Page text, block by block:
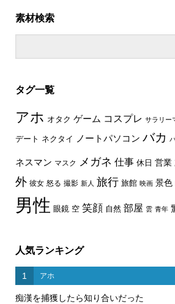
素材検索
タグ一覧
アホ オタク ゲーム コスプレ サラリー
デート ネクタイ ノートパソコン バカ
ネスマン マスク メガネ 仕事 休日 営業
外 彼女 怒る 撮影 新人 旅行 旅館 映画 景色
男性 眼鏡 空 笑顔 自然 部屋 雲 青年
人気ランキング
1 アホ
痴漢を捕獲したら知り合いだった